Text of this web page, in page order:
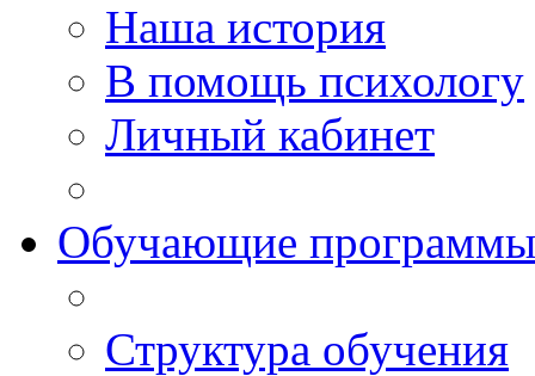
Наша история
В помощь психологу
Личный кабинет
Обучающие программы
Структура обучения